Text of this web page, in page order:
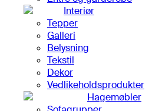
Interiør
Tepper
Galleri
Belysning
Tekstil
Dekor
Vedlikeholdsprodukter
Hagemøbler